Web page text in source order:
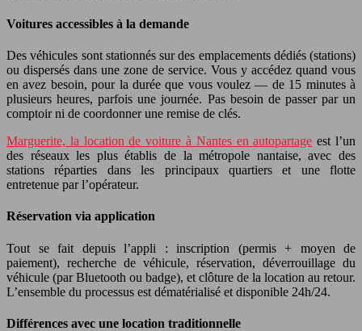
Voitures accessibles à la demande
Des véhicules sont stationnés sur des emplacements dédiés (stations)
ou dispersés dans une zone de service. Vous y accédez quand vous
en avez besoin, pour la durée que vous voulez — de 15 minutes à
plusieurs heures, parfois une journée. Pas besoin de passer par un
comptoir ni de coordonner une remise de clés.
Marguerite, la location de voiture à Nantes en autopartage est l’un
des réseaux les plus établis de la métropole nantaise, avec des
stations réparties dans les principaux quartiers et une flotte
entretenue par l’opérateur.
Réservation via application
Tout se fait depuis l’appli : inscription (permis + moyen de
paiement), recherche de véhicule, réservation, déverrouillage du
véhicule (par Bluetooth ou badge), et clôture de la location au retour.
L’ensemble du processus est dématérialisé et disponible 24h/24.
Différences avec une location traditionnelle